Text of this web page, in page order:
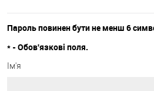
Пароль повинен бути не менш 6
* - Обов'язкові поля.
Ім'я